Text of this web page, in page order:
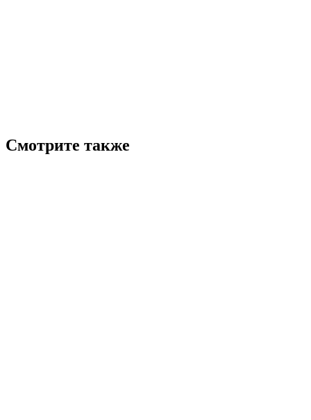
Смотрите также